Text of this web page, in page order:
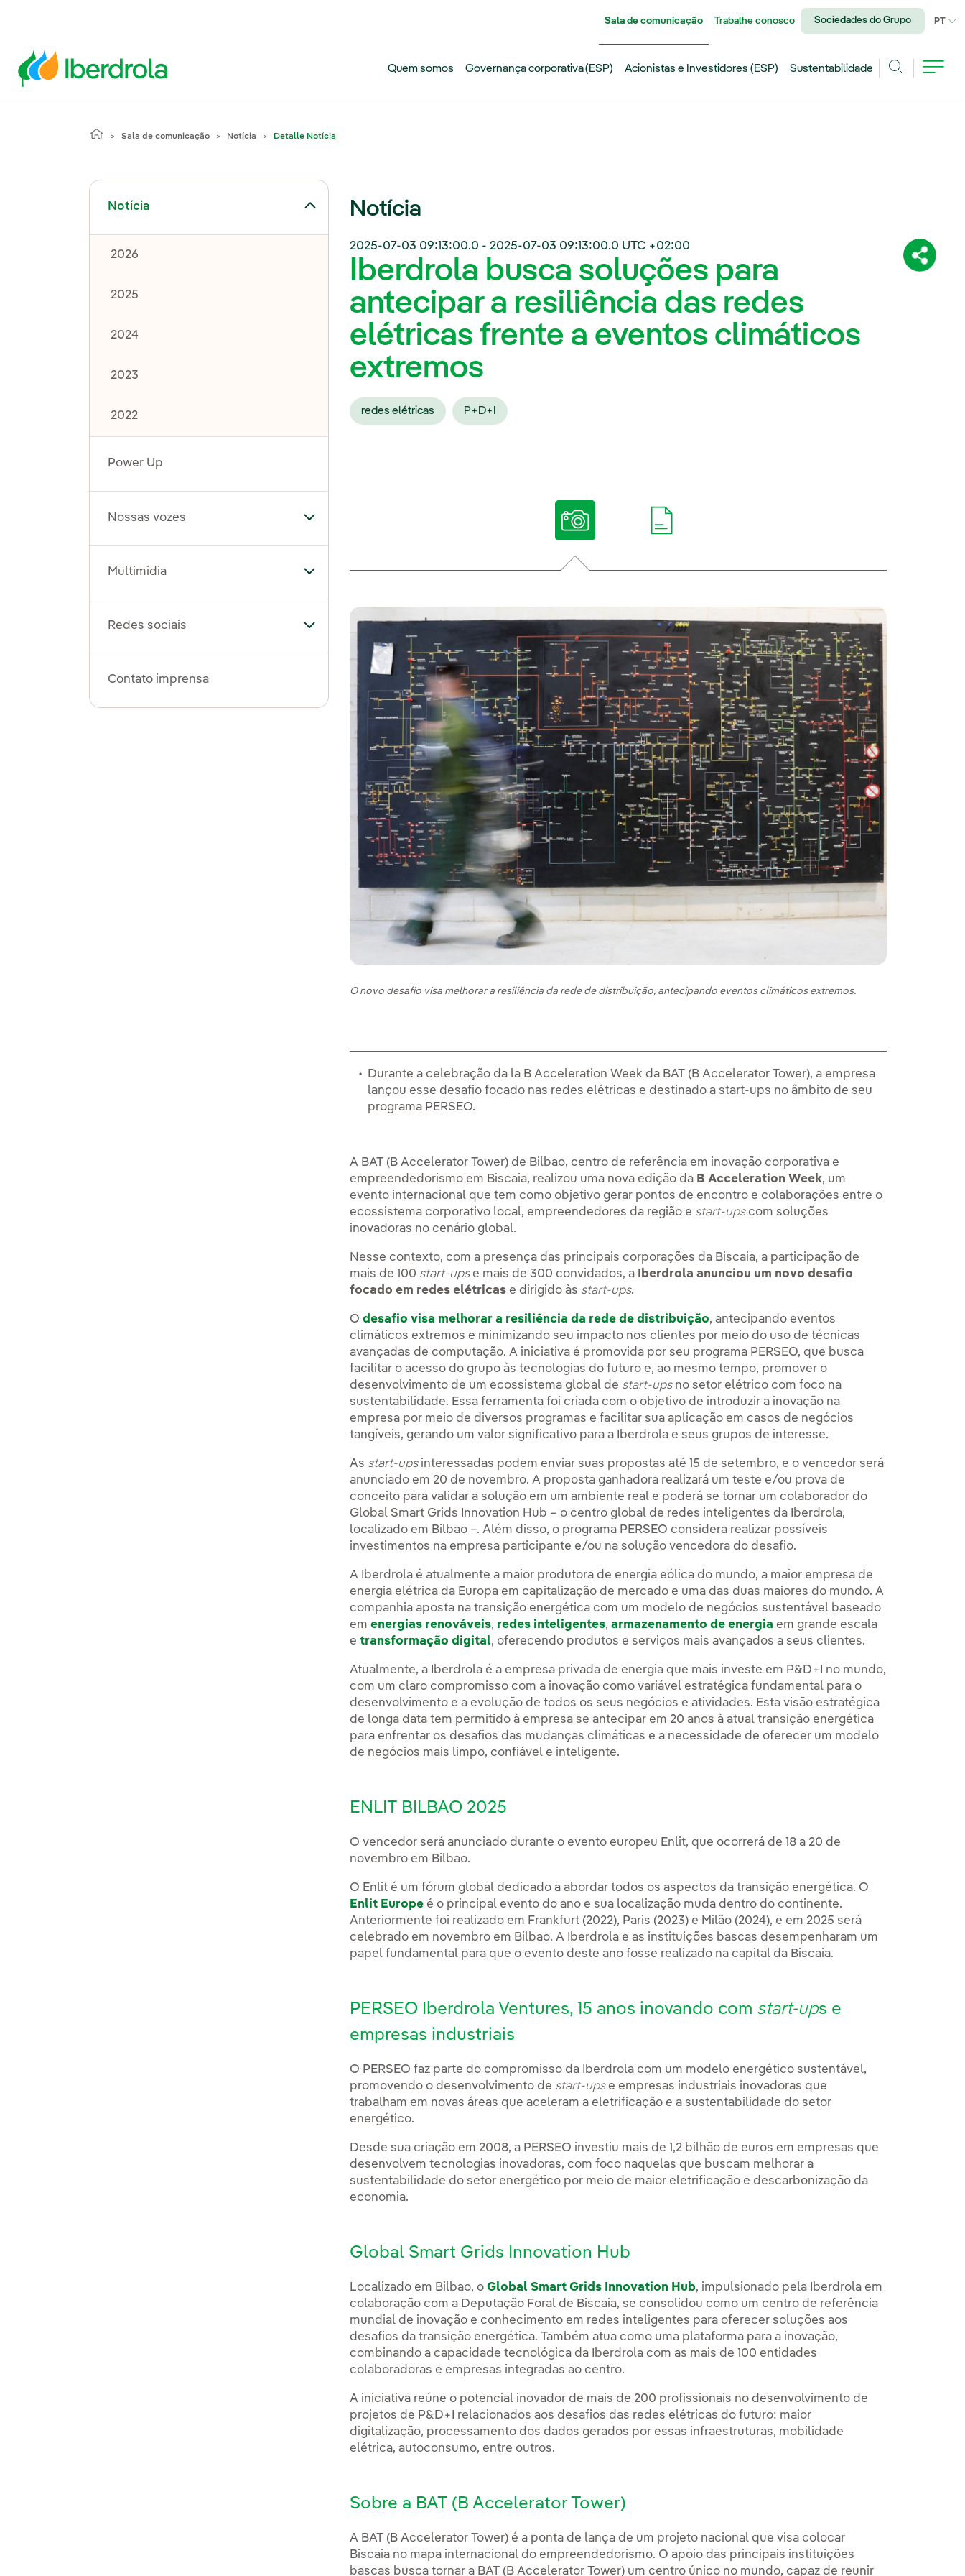
Sala de comunicação Trabalhe conosco Sociedades do Grupo PT
Quem somos Governança corporativa (ESP) Acionistas e Investidores (ESP)
Sustentabilidade
Sala de comunicação Notícia Detalle Notícia
Notícia
Alternar submenu de Notícia
2026
2025
2024
2023
2022
Power Up
Nossas vozes Alternar submenu de Nossas vozes
Multimídia Alternar submenu de Multimídia
Redes sociais Alternar submenu de Redes sociais
Contato imprensa
Notícia
2025-07-03 09:13:00.0 - 2025-07-03 09:13:00.0 UTC +02:00
Iberdrola busca soluções para
antecipar a resiliência das redes
elétricas frente a eventos climáticos
extremos
redes elétricas P+D+I
O novo desafio visa melhorar a resiliência da rede de distribuição, antecipando eventos climáticos extremos.
Durante a celebração da la B Acceleration Week da BAT (B Accelerator Tower), a empresa
lançou esse desafio focado nas redes elétricas e destinado a start-ups no âmbito de seu
programa PERSEO.
A BAT (B Accelerator Tower) de Bilbao, centro de referência em inovação corporativa e
empreendedorismo em Biscaia, realizou uma nova edição da B Acceleration Week, um
evento internacional que tem como objetivo gerar pontos de encontro e colaborações entre o
ecossistema corporativo local, empreendedores da região e start-upscom soluções
inovadoras no cenário global.
Nesse contexto, com a presença das principais corporações da Biscaia, a participação de
mais de 100 start-upse mais de 300 convidados, a
Iberdrola anunciou um novo desafio
focado em redes elétricas e dirigido às start-ups.
Odesafio visa melhorar a resiliência da rede de distribuição, antecipando eventos
climáticos extremos e minimizando seu impacto nos clientes por meio do uso de técnicas
avançadas de computação. A iniciativa é promovida por seu programa PERSEO, que busca
facilitar o acesso do grupo às tecnologias do futuro e, ao mesmo tempo, promover o
desenvolvimento de um ecossistema global de start-upsno setor elétrico com foco na
sustentabilidade. Essa ferramenta foi criada com o objetivo de introduzir a inovação na
empresa por meio de diversos programas e facilitar sua aplicação em casos de negócios
tangíveis, gerando um valor significativo para a Iberdrola e seus grupos de interesse.
As start-upsinteressadas podem enviar suas propostas até 15 de setembro, e o vencedor será
anunciado em 20 de novembro. A proposta ganhadora realizará um teste e/ou prova de
conceito para validar a solução em um ambiente real e poderá se tornar um colaborador do
Global Smart Grids Innovation Hub – o centro global de redes inteligentes da Iberdrola,
localizado em Bilbao –. Além disso, o programa PERSEO considera realizar possíveis
investimentos na empresa participante e/ou na solução vencedora do desafio.
A Iberdrola é atualmente a maior produtora de energia eólica do mundo, a maior empresa de
energia elétrica da Europa em capitalização de mercado e uma das duas maiores do mundo. A
companhia aposta na transição energética com um modelo de negócios sustentável baseado
emenergias renováveis, redes inteligentes,armazenamento de energia em grande escala
etransformação digital, oferecendo produtos e serviços mais avançados a seus clientes.
Atualmente, a Iberdrola é a empresa privada de energia que mais investe em P&D+I no mundo,
com um claro compromisso com a inovação como variável estratégica fundamental para o
desenvolvimento e a evolução de todos os seus negócios e atividades. Esta visão estratégica
de longa data tem permitido à empresa se antecipar em 20 anos à atual transição energética
para enfrentar os desafios das mudanças climáticas e a necessidade de oferecer um modelo
de negócios mais limpo, confiável e inteligente.
ENLIT BILBAO 2025
O vencedor será anunciado durante o evento europeu Enlit, que ocorrerá de 18 a 20 de
novembro em Bilbao.
O Enlit é um fórum global dedicado a abordar todos os aspectos da transição energética. O
Enlit Europe é o principal evento do ano e sua localização muda dentro do continente.
Anteriormente foi realizado em Frankfurt (2022), Paris (2023) e Milão (2024), e em 2025 será
celebrado em novembro em Bilbao. A Iberdrola e as instituições bascas desempenharam um
papel fundamental para que o evento deste ano fosse realizado na capital da Biscaia.
PERSEO Iberdrola Ventures, 15 anos inovando com start-ups e
empresas industriais
O PERSEO faz parte do compromisso da Iberdrola com um modelo energético sustentável,
promovendo o desenvolvimento de start-upse empresas industriais inovadoras que
trabalham em novas áreas que aceleram a eletrificação e a sustentabilidade do setor
energético.
Desde sua criação em 2008, a PERSEO investiu mais de 1,2 bilhão de euros em empresas que
desenvolvem tecnologias inovadoras, com foco naquelas que buscam melhorar a
sustentabilidade do setor energético por meio de maior eletrificação e descarbonização da
economia.
Global Smart Grids Innovation Hub
Localizado em Bilbao, oGlobal Smart Grids Innovation Hub, impulsionado pela Iberdrola em
colaboração com a Deputação Foral de Biscaia, se consolidou como um centro de referência
mundial de inovação e conhecimento em redes inteligentes para oferecer soluções aos
desafios da transição energética. Também atua como uma plataforma para a inovação,
combinando a capacidade tecnológica da Iberdrola com as mais de 100 entidades
colaboradoras e empresas integradas ao centro.
A iniciativa reúne o potencial inovador de mais de 200 profissionais no desenvolvimento de
projetos de P&D+I relacionados aos desafios das redes elétricas do futuro: maior
digitalização, processamento dos dados gerados por essas infraestruturas, mobilidade
elétrica, autoconsumo, entre outros.
Sobre a BAT (B Accelerator Tower)
A BAT (B Accelerator Tower) é a ponta de lança de um projeto nacional que visa colocar
Biscaia no mapa internacional do empreendedorismo. O apoio das principais instituições
bascas busca tornar a BAT (B Accelerator Tower) um centro único no mundo, capaz de reunir